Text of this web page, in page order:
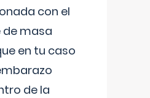
con el
de masa
en tu caso
de la